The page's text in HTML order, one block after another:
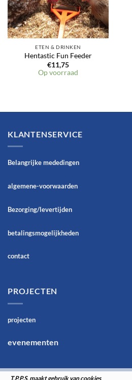
ETEN & DRINKEN
Hentastic Fun Feeder
€11,75
Op voorraad
KLANTENSERVICE
Belangrijke mededingen
algemene-voorwaarden
Bezorging/levertijden
betalingsmogelijkheden
contact
PROJECTEN
projecten
evenementen
T.P.P.S. maakt gebruik van cookies